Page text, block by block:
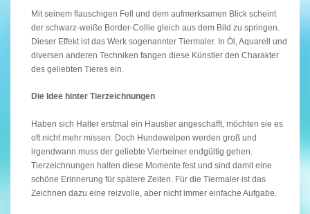
Mehr
erfahr
en
Video
laden
immer
entsperren
Mit seinem flauschigen Fell und dem aufmerksamen Blick scheint
der schwarz-weiße Border-Collie gleich aus dem Bild zu springen.
Dieser Effekt ist das Werk sogenannter Tiermaler. In Öl, Aquarell und
diversen anderen Techniken fangen diese Künstler den Charakter
des geliebten Tieres ein.
Die Idee hinter Tierzeichnungen
Haben sich Halter erstmal ein Haustier angeschafft, möchten sie es
oft nicht mehr missen. Doch Hundewelpen werden groß und
irgendwann muss der geliebte Vierbeiner endgültig gehen.
Tierzeichnungen halten diese Momente fest und sind damit eine
schöne Erinnerung für spätere Zeiten. Für die Tiermaler ist das
Zeichnen dazu eine reizvolle, aber nicht immer einfache Aufgabe.